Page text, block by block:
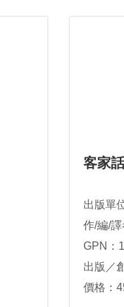
客家
出版單
作/編/
GPN：
出版／
價格：